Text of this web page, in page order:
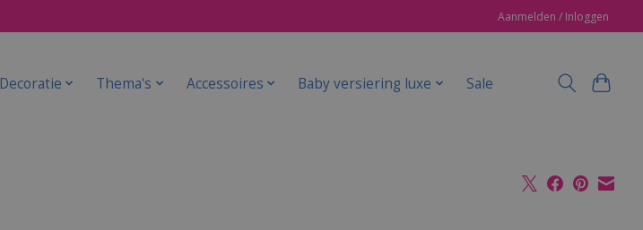
Aanmelden / Inloggen
Decoratie Thema's Accessoires Baby versiering luxe Sale